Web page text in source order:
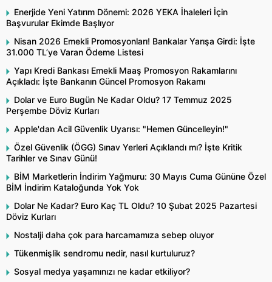
Enerjide Yeni Yatırım Dönemi: 2026 YEKA İhaleleri İçin
Başvurular Ekimde Başlıyor
Nisan 2026 Emekli Promosyonları! Bankalar Yarışa Girdi: İşte
31.000 TL’ye Varan Ödeme Listesi
Yapı Kredi Bankası Emekli Maaş Promosyon Rakamlarını
Açıkladı: İşte Bankanın Güncel Promosyon Rakamı
Dolar ve Euro Bugün Ne Kadar Oldu? 17 Temmuz 2025
Perşembe Döviz Kurları
Apple'dan Acil Güvenlik Uyarısı: "Hemen Güncelleyin!"
Özel Güvenlik (ÖGG) Sınav Yerleri Açıklandı mı? İşte Kritik
Tarihler ve Sınav Günü!
BİM Marketlerin İndirim Yağmuru: 30 Mayıs Cuma Gününe Özel
BİM İndirim Kataloğunda Yok Yok
Dolar Ne Kadar? Euro Kaç TL Oldu? 10 Şubat 2025 Pazartesi
Döviz Kurları
Nostalji daha çok para harcamamıza sebep oluyor
Tükenmişlik sendromu nedir, nasıl kurtuluruz?
Sosyal medya yaşamınızı ne kadar etkiliyor?